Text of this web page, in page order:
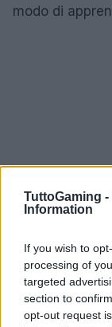
TuttoGaming -
Information
If you wish to
processing of
targeted
section to
opt-out request
modo di
In